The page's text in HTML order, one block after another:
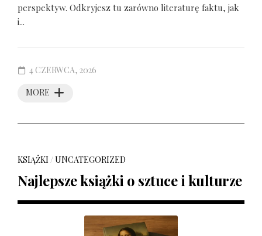
perspektyw. Odkryjesz tu zarówno literaturę faktu, jak
i...
MORE
4 CZERWCA, 2026
KSIĄŻKI /UNCATEGORIZED
Najlepsze książki o sztuce i kulturze